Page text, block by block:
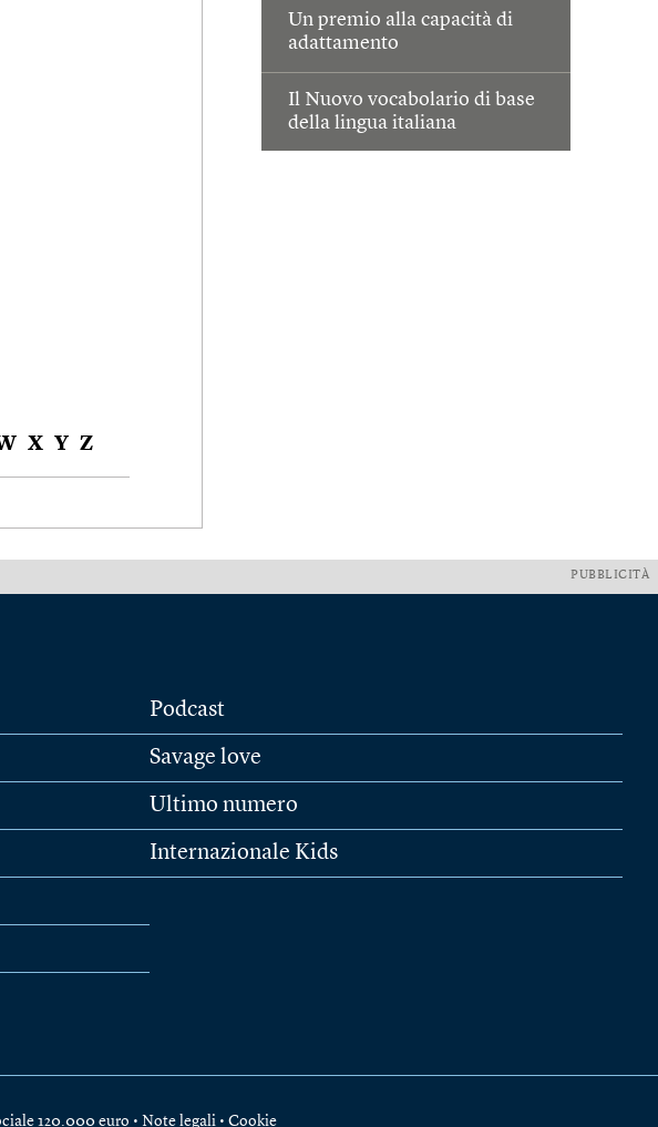
Un premio alla capacità di
adattamento
Il Nuovo vocabolario di base
della lingua italiana
X Y Z
PUBBLICITÀ
Podcast
Savage love
Ultimo numero
Internazionale Kids
120.000 euro • Note legali • Cookie